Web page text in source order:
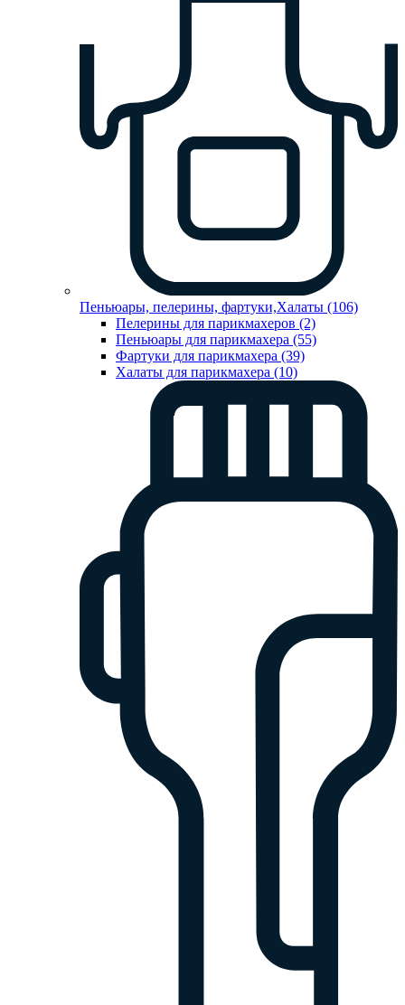
Пеньюары, пелерины, фартуки,Халаты (106)
Пелерины для парикмахеров (2)
Пеньюары для парикмахера (55)
Фартуки для парикмахера (39)
Халаты для парикмахера (10)